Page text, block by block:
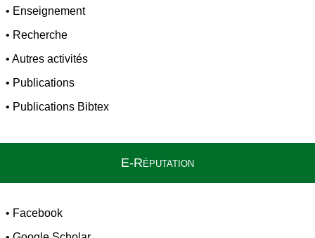
• Enseignement
• Recherche
• Autres activités
• Publications
• Publications Bibtex
E-Réputation
• Facebook